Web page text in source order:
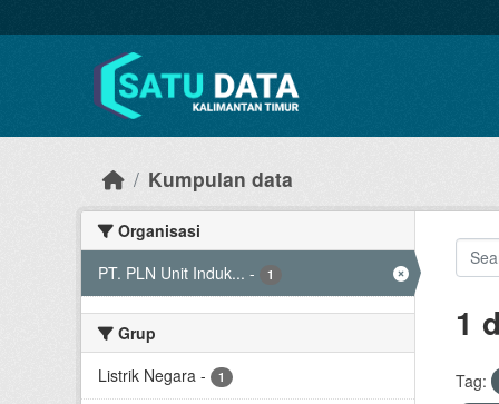
Kumpulan data
Organisasi
PT. PLN Unit Induk... - 1
Grup
Listrik Negara - 1
1
Tag: